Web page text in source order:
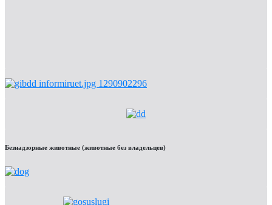
Безнадзорные животные (животные без владельцев)